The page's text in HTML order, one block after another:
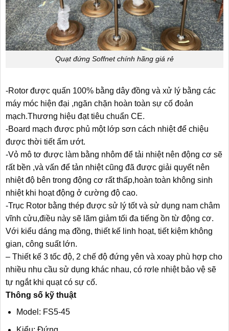
Quạt đứng Soffnet chính hãng giá rẻ
-Rotor được quấn 100% bằng dây đồng và xử lý bằng các
máy móc hiện đại ,ngăn chặn hoàn toàn sự cố đoản
mạch.Thương hiệu đạt tiêu chuẩn CE.
-Board mạch được phủ một lớp sơn cách nhiệt để chiệu
được thời tiết ẩm ướt.
-Vỏ mô tơ được làm bằng nhôm để tải nhiệt nên động cơ sẽ
rất bền ,và vấn để tản nhiệt cũng đã được giải quyết nên
nhiệt độ bên trong động cơ rất thấp,hoàn toàn không sinh
nhiệt khi hoạt động ở cường độ cao.
-Trục Rotor bằng thép được sử lý tốt và sử dụng nam châm
vĩnh cửu,điều này sẽ lãm giảm tối đa tiếng ồn từ động cơ.
Với kiểu dáng mạ đồng, thiết kế linh hoạt, tiết kiệm không
gian, công suất lớn.
– Thiết kế 3 tốc độ, 2 chế độ đứng yên và xoay phù hợp cho
nhiều nhu cầu sử dụng khác nhau, có rơle nhiệt bảo vệ sẽ
tự ngắt khi quạt có sự cố.
Thông số kỹ thuật
Model: FS5-45